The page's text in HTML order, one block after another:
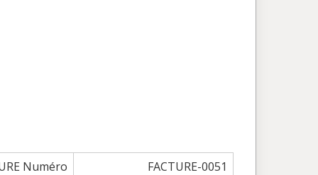
Numéro FACTURE-0051